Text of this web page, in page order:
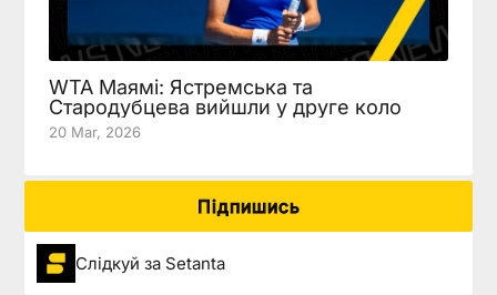
WTA Маямі: Ястремська та
Стародубцева вийшли у друге коло
20 Mar, 2026
Підпишись
Слідкуй за Setanta